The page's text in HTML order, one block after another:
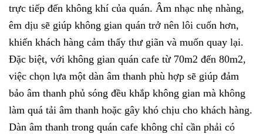
trực tiếp đến không khí của quán. Âm nhạc nhẹ nhàng,
êm dịu sẽ giúp không gian quán trở nên lôi cuốn hơn,
khiến khách hàng cảm thấy thư giãn và muốn quay lại.
Đặc biệt, với không gian quán cafe từ 70m2 đến 80m2,
việc chọn lựa một dàn âm thanh phù hợp sẽ giúp đảm
bảo âm thanh phủ sóng đều khắp không gian mà không
làm quá tải âm thanh hoặc gây khó chịu cho khách hàng.
Dàn âm thanh trong quán cafe không chỉ cần phải có